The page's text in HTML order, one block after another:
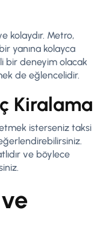
kolaydır. Metro,
yanına kolayca
bir deneyim olacak
de eğlencelidir.
Kiralama
isterseniz taksi
ve böylece